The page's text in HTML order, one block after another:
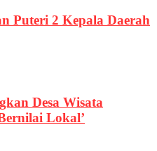
Puteri 2 Kepala Daerah
Desa Wisata
Lokal’